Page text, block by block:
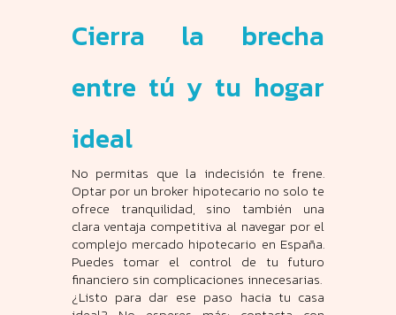
Cierra la brecha
entre tú y tu hogar
ideal
No permitas que la indecisión te frene.
Optar por un broker hipotecario no solo te
ofrece tranquilidad, sino también una
clara ventaja competitiva al navegar por el
complejo mercado hipotecario en España.
Puedes tomar el control de tu futuro
financiero sin complicaciones innecesarias.
¿Listo para dar ese paso hacia tu casa